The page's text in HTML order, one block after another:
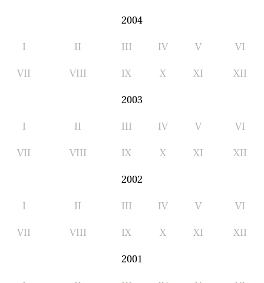
2004
I II III IV V VI
VII VIII IX X XI XII
2003
I II III IV V VI
VII VIII IX X XI XII
2002
I II III IV V VI
VII VIII IX X XI XII
2001